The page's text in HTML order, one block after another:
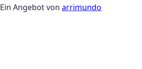
Ein Angebot von arrimundo